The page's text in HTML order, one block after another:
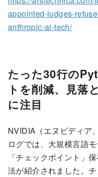
appointed-judges-
anthropic-ai-tech/
たった30行の
トを削減、見落
に注目
NVIDIA（エヌビディア
ログでは、大規模言語
「チェックポイント」
法が紹介されました。